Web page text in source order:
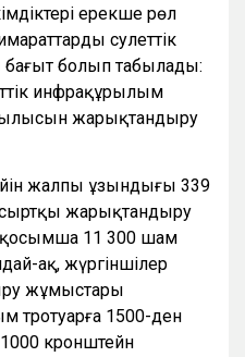
ерекше рөл
сәулеттік
болып табылады:
инфрақұрылым
жарықтандыру
жалпы ұзындығы 339
жарықтандыру
қосымша 11 300 шам
ақ, жүргіншілер
жұмыстары
тротуарға 1500-ден
кронштейн